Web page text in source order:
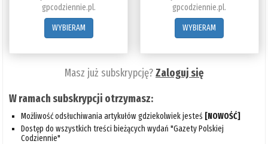
gpcodziennie.pl.
WYBIERAM
gpcodziennie.pl.
WYBIERAM
Masz już subskrypcję?Zaloguj się
W ramach subskrypcji otrzymasz:
Możliwość odsłuchiwania artykułów gdziekolwiek jesteś [NOWOŚĆ]
Dostęp do wszystkich treści bieżących wydań "Gazety Polskiej
Codziennie"